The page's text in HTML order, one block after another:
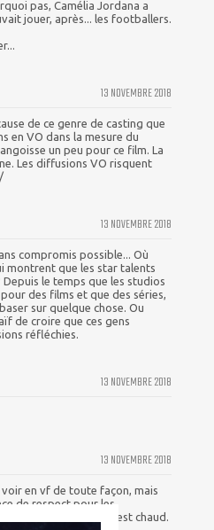
pas, Camélia Jordana a
jouer, après... les footballers.
13 NOVEMBRE 2018
de ce genre de casting que
en VO dans la mesure du
un peu pour ce film. La
Les diffusions VO risquent
13 NOVEMBRE 2018
compromis possible... Où
montrent que les star talents
le temps que les studios
des films et que des séries,
sur quelque chose. Ou
de croire que ces gens
réfléchies.
13 NOVEMBRE 2018
13 NOVEMBRE 2018
voir en vf de toute façon, mais
de respect pour les
en ce moment, c'est chaud.